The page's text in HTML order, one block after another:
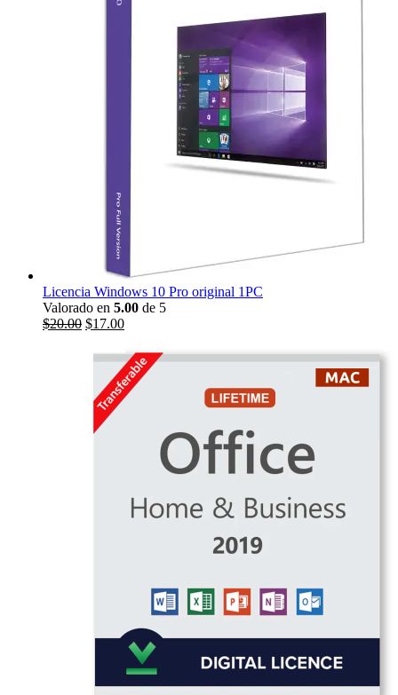
Licencia Windows 10 Pro original 1PC
Valorado en 5.00 de 5
El
$20.00El
actual
$20.00.
$17.00